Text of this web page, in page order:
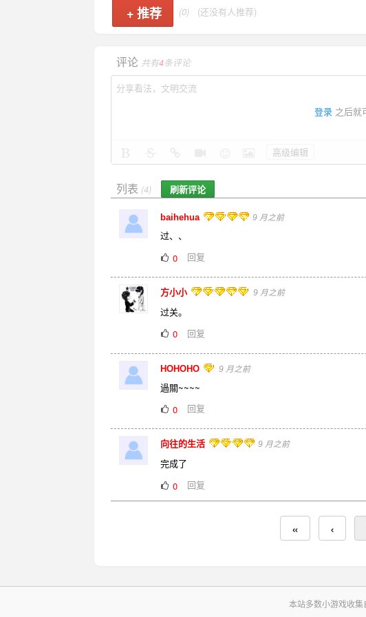
+ 推荐 (0) (还没有人推荐)
评论 共有4条评论
登录 之后就
高级编辑
列表 (4) 刷新评论
baihehua 9 月之前
过、、
0
回复
方小小 9 月之前
过关。
0
回复
HOHOHO 9 月之前
過關~~~~
0
回复
向往的生活 9 月之前
完成了
0
回复
« ‹
本站多数小游戏收集